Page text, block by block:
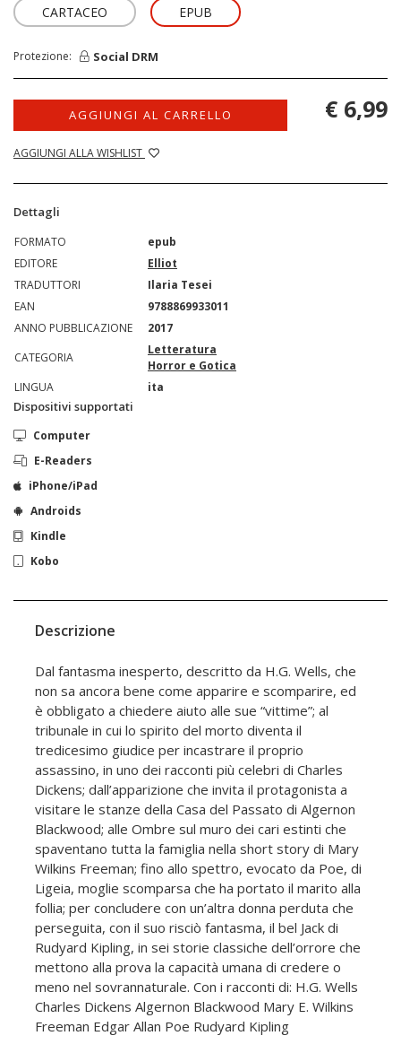
CARTACEO EPUB
Protezione: Social DRM
AGGIUNGI AL CARRELLO
AGGIUNGI ALLA WISHLIST
€ 6,99
Dettagli
FORMATO
epub
EDITORE
Elliot
TRADUTTORI
Ilaria Tesei
EAN
9788869933011
ANNO PUBBLICAZIONE
2017
CATEGORIA
Letteratura
Horror e Gotica
LINGUA
ita
Dispositivi supportati
Computer
E-Readers
iPhone/iPad
Androids
Kindle
Kobo
Descrizione
Dal fantasma inesperto, descritto da H.G. Wells, che
non sa ancora bene come apparire e scomparire, ed
è obbligato a chiedere aiuto alle sue “vittime”; al
tribunale in cui lo spirito del morto diventa il
tredicesimo giudice per incastrare il proprio
assassino, in uno dei racconti più celebri di Charles
Dickens; dall’apparizione che invita il protagonista a
visitare le stanze della Casa del Passato di Algernon
Blackwood; alle Ombre sul muro dei cari estinti che
spaventano tutta la famiglia nella short story di Mary
Wilkins Freeman; fino allo spettro, evocato da Poe, di
Ligeia, moglie scomparsa che ha portato il marito alla
follia; per concludere con un’altra donna perduta che
perseguita, con il suo risciò fantasma, il bel Jack di
Rudyard Kipling, in sei storie classiche dell’orrore che
mettono alla prova la capacità umana di credere o
meno nel sovrannaturale. Con i racconti di: H.G. Wells
Charles Dickens Algernon Blackwood Mary E. Wilkins
Freeman Edgar Allan Poe Rudyard Kipling